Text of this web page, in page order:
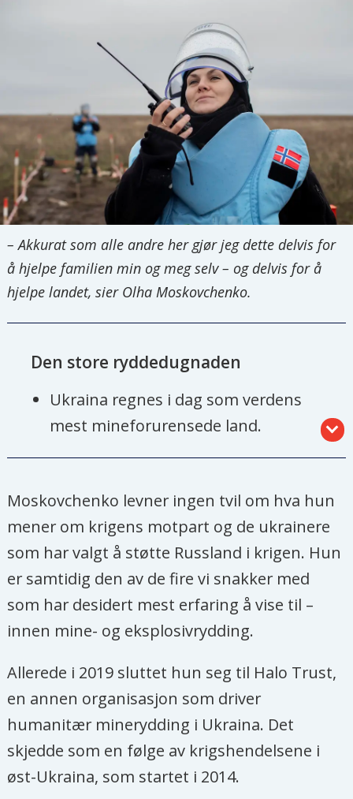
– Akkurat som alle andre her gjør jeg dette delvis for
å hjelpe familien min og meg selv – og delvis for å
hjelpe landet, sier Olha Moskovchenko.
Den store ryddedugnaden
Ukraina regnes i dag som verdens
mest mineforurensede land.
Humanitær minerydding er en
gjenoppbyggingen av Ukraina etter
den russiske bakkeinvasjonen i
februar 2022.
Norge er ett av flere land som gir
bistand til minerydding, tilsammen
Bistanden inngår i det
stortingsvedtatte Nansen-
programmet for Ukraina, der 15
milliarder kroner skal brukes i
militær og sivil bistand hvert år i fem
Moskovchenko levner ingen tvil om hva hun
mener om krigens motpart og de ukrainere
som har valgt å støtte Russland i krigen. Hun
er samtidig den av de fire vi snakker med
som har desidert mest erfaring å vise til –
innen mine- og eksplosivrydding.
Allerede i 2019 sluttet hun seg til Halo Trust,
en annen organisasjon som driver
humanitær minerydding i Ukraina. Det
skjedde som en følge av krigshendelsene i
øst-Ukraina, som startet i 2014.